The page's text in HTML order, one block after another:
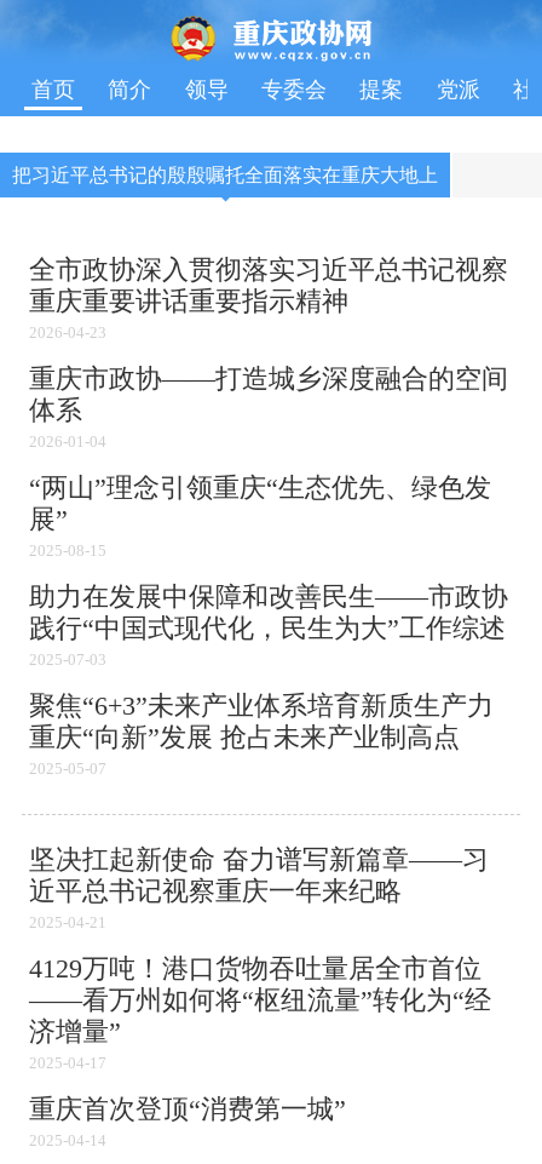
首页 简介 领导 专委会 提案 党派 社
把习近平总书记的殷殷嘱托全面落实在重庆大地上
全市政协深入贯彻落实习近平总书记视察
重庆重要讲话重要指示精神
2026-04-23
重庆市政协——打造城乡深度融合的空间
体系
2026-01-04
“两山”理念引领重庆“生态优先、绿色发
展”
2025-08-15
助力在发展中保障和改善民生——市政协
践行“中国式现代化，民生为大”工作综述
2025-07-03
聚焦“6+3”未来产业体系培育新质生产力
重庆“向新”发展 抢占未来产业制高点
2025-05-07
坚决扛起新使命 奋力谱写新篇章——习
近平总书记视察重庆一年来纪略
2025-04-21
4129万吨！港口货物吞吐量居全市首位
——看万州如何将“枢纽流量”转化为“经
济增量”
2025-04-17
重庆首次登顶“消费第一城”
2025-04-14